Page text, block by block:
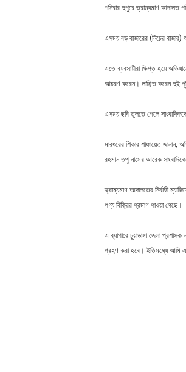
শনিবার দুপুরে ভ্রাম্যমাণ আদালত
এসময় বড় বাজারের (নিচের বাজার)
এতে ব্যবসায়ীরা ক্ষিপ্ত হয়ে
আচরণ করেন। লাঞ্ছিত করেন দুই
এসময় ছবি তুলতে গেলে
মারধরের শিকার শাফায়েত
রহমান তপু নামের আরেক
ভ্রাম্যমাণ আদালতের নির্বাহী
পণ্য বিক্রির প্রমাণ পাওয়া গেছে।
এ ব্যাপারে চুয়াডাঙ্গা জেলা
গ্রহণ করা হবে। ইতিমধ্যে আমি এ